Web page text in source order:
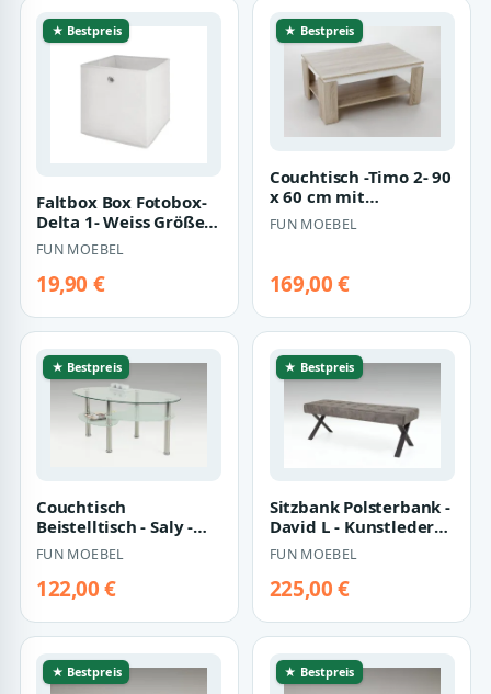
★ Bestpreis
Faltbox Box Fotobox-
Delta 1- Weiss Größe:
32 x 32 cm / 3er Set
FUN MOEBEL
19,90 €
★ Bestpreis
Couchtisch -Timo 2- 90
x 60 cm mit
Ablageboden Sonoma
Eiche - Weiss
FUN MOEBEL
169,00 €
★ Bestpreis
Couchtisch
Beistelltisch - Saly -
90x55 cm Klarglas /
Chrom
FUN MOEBEL
122,00 €
★ Bestpreis
Sitzbank Polsterbank -
David L - Kunstleder
Vintage Braun 140 x
45 cm
FUN MOEBEL
225,00 €
★ Bestpreis ★ Bestpreis